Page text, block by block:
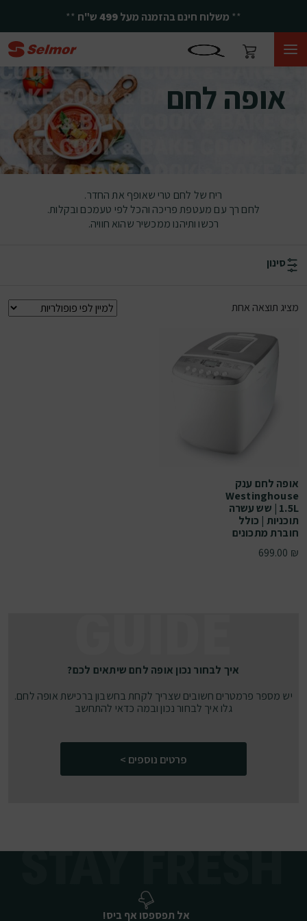
** משלוח חינם בהזמנה מעל499ש"ח **
אופה לחם
ריח של לחם טרי שאופף את החדר.
לחם רך עם מעטפת פריכה והכל לפי טעמכם ובקלות.
רכשו ותיהנו ממכשיר שהוא חוויה.
סינון
מציג תוצאה אחת
אופה לחם ענק
Westinghouse
1.5L | שש עשרה
תוכניות | כולל
חוברת מתכונים
699.00 ₪
איך לבחור נכון אופה לחם שיתאים לכם?
יש מספר פרמטרים חשובים שצריך לקחת בחשבון ברכישת אופה לחם.
גלו איך לבחור נכון ובמה כדאי להתחשב
פרטים נוספים >
אל תפספסו אף ביס!